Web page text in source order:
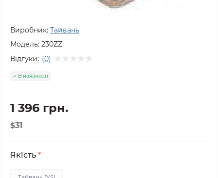
Виробник: Тайвань
Модель: 230ZZ
Відгуки: (0)
В наявності
1 396 грн.
$31
Якість *